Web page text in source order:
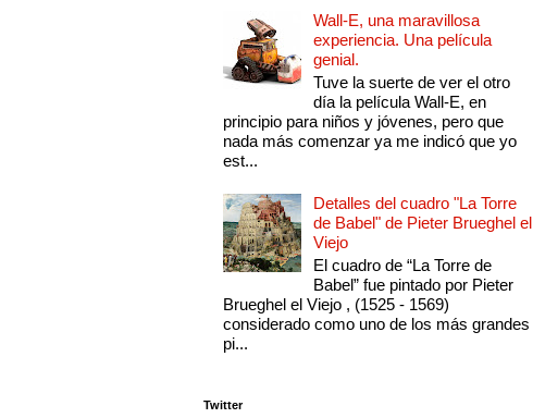
Wall-E, una maravillosa
experiencia. Una película
genial.
Tuve la suerte de ver el otro
día la película Wall-E, en
principio para niños y jóvenes, pero que
nada más comenzar ya me indicó que yo
est...
Detalles del cuadro "La Torre
de Babel" de Pieter Brueghel el
Viejo
El cuadro de “La Torre de
Babel” fue pintado por Pieter
Brueghel el Viejo , (1525 - 1569)
considerado como uno de los más grandes
pi...
Twitter